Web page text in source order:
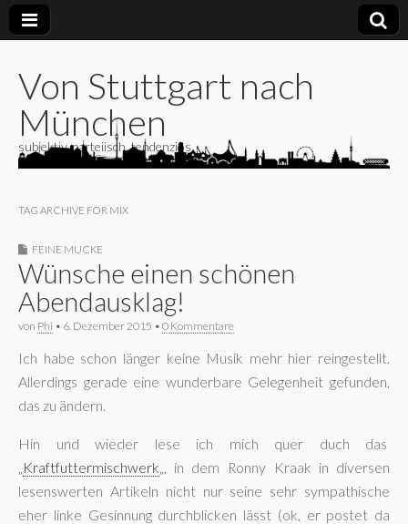
Von Stuttgart nach
München
subjektiv, parteiisch, tendenziös
TAG ARCHIVE FOR MIX
FEINE MUCKE
Wünsche einen schönen
Abendausklag!
von Phi • 6. Dezember 2015 • 0 Kommentare
Ich habe schon länger keine Musik mehr hier reingestellt.
Allerdings gerade eine wunderbare Gelegenheit gefunden,
das zu ändern.
Hin und wieder lese ich mich quer duch das
Kraftfuttermischwerk „, in dem Ronny Kraak in diversen
lesenswerten Artikeln nicht nur seine sehr sympathische
eher linke Gesinnung durchblicken lässt (ok, er postet da